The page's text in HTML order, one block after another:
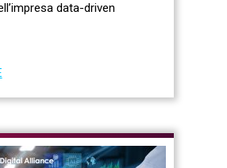
data-driven